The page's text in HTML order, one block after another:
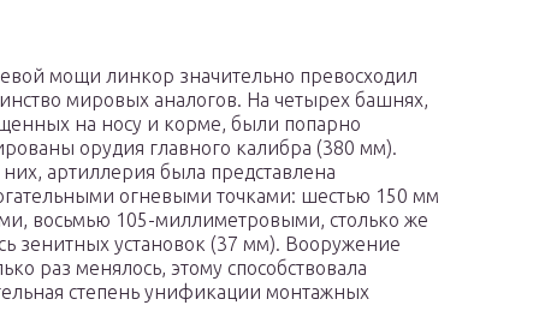
мощи линкор значительно превосходил
мировых аналогов. На четырех башнях,
на носу и корме, были попарно
орудия главного калибра (380 мм).
артиллерия была представлена
огневыми точками: шестью 150 мм
восьмью 105-миллиметровыми, столько же
зенитных установок (37 мм). Вооружение
раз менялось, этому способствовала
степень унификации монтажных